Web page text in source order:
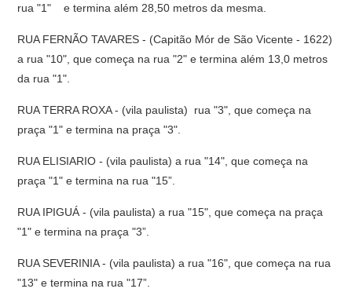
rua "1" e termina além 28,50 metros da mesma.
RUA FERNÃO TAVARES - (Capitão Mór de São Vicente - 1622)
a rua "10", que começa na rua "2" e termina além 13,0 metros
da rua "1".
RUA TERRA ROXA - (vila paulista) rua "3", que começa na
praça "1" e termina na praça "3".
RUA ELISIARIO - (vila paulista) a rua "14", que começa na
praça "1" e termina na rua "15”.
RUA IPIGUÁ - (vila paulista) a rua "15", que começa na praça
"1" e termina na praça "3”.
RUA SEVERINIA - (vila paulista) a rua "16", que começa na rua
"13" e termina na rua "17”.